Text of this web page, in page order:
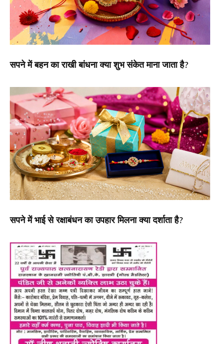
सपने में बहन का राखी बांधना क्या शुभ संकेत माना जाता है?
सपने में भाई से रक्षाबंधन का उपहार मिलना क्या दर्शाता है?